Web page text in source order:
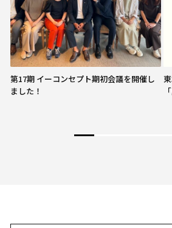
第17期 イーコンセプト期初会議を開催し
ました！